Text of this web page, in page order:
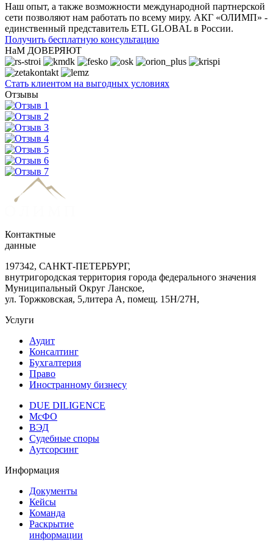
Наш опыт, а также возможности международной партнерской
сети позволяют нам работать по всему миру. АКГ «ОЛИМП» -
единственный представитель ETL GLOBAL в России.
Получить бесплатную консультацию
НаМ ДОВЕРЯЮТ
Стать клиентом на выгодных условиях
Отзывы
Контактные
данные
197342, САНКТ-ПЕТЕРБУРГ,
внутригородская территория города федерального значения
Муниципальный Округ Ланское,
ул. Торжковская, 5,литера А, помещ. 15Н/27Н,
Услуги
Аудит
Консалтинг
Бухгалтерия
Право
Иностранному бизнесу
DUE DILIGENCE
МсФО
ВЭД
Судебные споры
Аутсорсинг
Информация
Документы
Кейсы
Команда
Раскрытие
информации